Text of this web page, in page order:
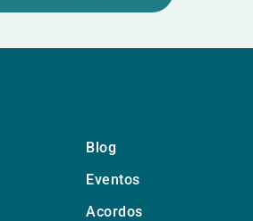
Blog
Eventos
Acordos